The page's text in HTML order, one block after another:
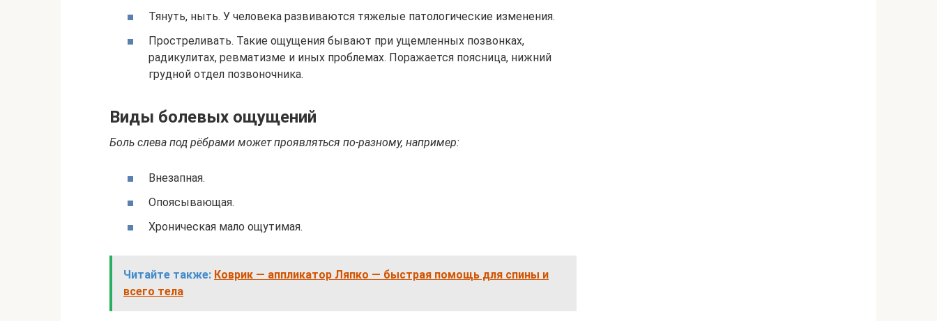
Тянуть, ныть. У человека развиваются тяжелые патологические изменения.
Простреливать. Такие ощущения бывают при ущемленных позвонках,
радикулитах, ревматизме и иных проблемах. Поражается поясница, нижний
грудной отдел позвоночника.
Виды болевых ощущений
Боль слева под рёбрами может проявляться по-разному, например:
Внезапная.
Опоясывающая.
Хроническая мало ощутимая.
Читайте также: Коврик — аппликатор Ляпко — быстрая помощь для спины и
всего тела